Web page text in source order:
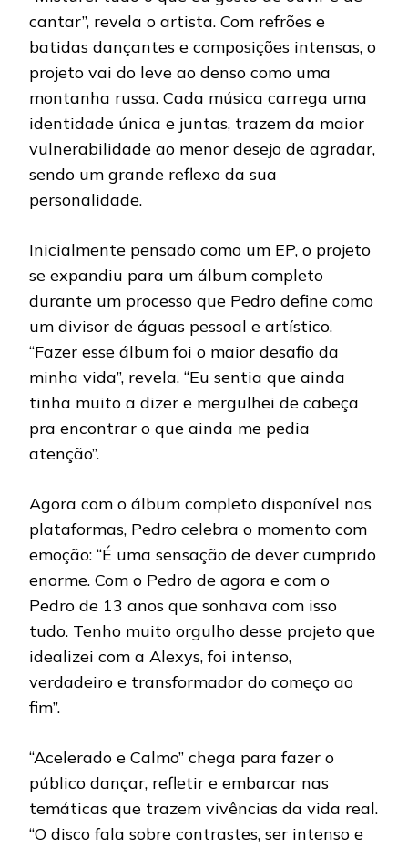
cantar”, revela o artista. Com refrões e
batidas dançantes e composições intensas, o
projeto vai do leve ao denso como uma
montanha russa. Cada música carrega uma
identidade única e juntas, trazem da maior
vulnerabilidade ao menor desejo de agradar,
sendo um grande reflexo da sua
personalidade.
Inicialmente pensado como um EP, o projeto
se expandiu para um álbum completo
durante um processo que Pedro define como
um divisor de águas pessoal e artístico.
“Fazer esse álbum foi o maior desafio da
minha vida”, revela. “Eu sentia que ainda
tinha muito a dizer e mergulhei de cabeça
pra encontrar o que ainda me pedia
atenção”.
Agora com o álbum completo disponível nas
plataformas, Pedro celebra o momento com
emoção: “É uma sensação de dever cumprido
enorme. Com o Pedro de agora e com o
Pedro de 13 anos que sonhava com isso
tudo. Tenho muito orgulho desse projeto que
idealizei com a Alexys, foi intenso,
verdadeiro e transformador do começo ao
fim”.
“Acelerado e Calmo” chega para fazer o
público dançar, refletir e embarcar nas
temáticas que trazem vivências da vida real.
“O disco fala sobre contrastes, ser intenso e